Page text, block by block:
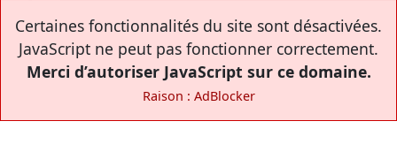
Certaines fonctionnalités du site sont désactivées.
JavaScript ne peut pas fonctionner correctement.
Merci d’autoriser JavaScript sur ce domaine.
Raison : AdBlocker